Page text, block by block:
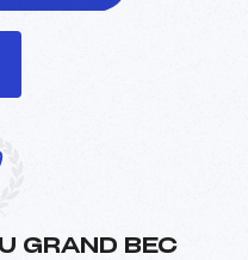
GRAND BEC